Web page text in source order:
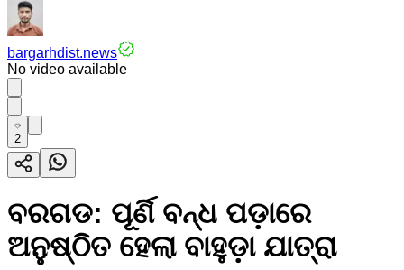
bargarhdist.news
No video available
2
ବରଗଡ: ପୂର୍ଣି ବନ୍ଧ ପଡ଼ାରେ
ଅନୁଷ୍ଠିତ ହେଲା ବାହୁଡ଼ା ଯାତ୍ରା